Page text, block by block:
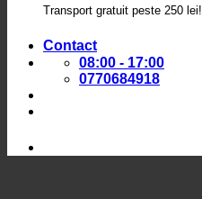
Transport gratuit peste 250 lei!
Contact
08:00 - 17:00
0770684918